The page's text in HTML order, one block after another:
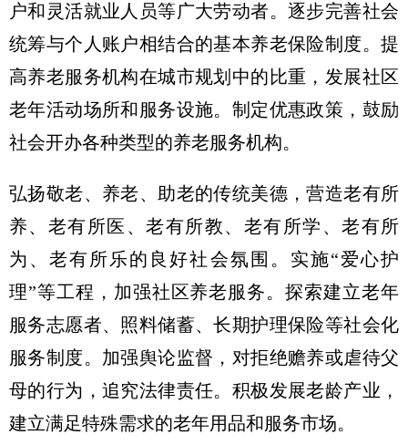
户和灵活就业人员等广大劳动者。逐步完善社会
统筹与个人账户相结合的基本养老保险制度。提
高养老服务机构在城市规划中的比重，发展社区
老年活动场所和服务设施。制定优惠政策，鼓励
社会开办各种类型的养老服务机构。
弘扬敬老、养老、助老的传统美德，营造老有所
养、老有所医、老有所教、老有所学、老有所
为、老有所乐的良好社会氛围。实施“爱心护
理”等工程，加强社区养老服务。探索建立老年
服务志愿者、照料储蓄、长期护理保险等社会化
服务制度。加强舆论监督，对拒绝赡养或虐待父
母的行为，追究法律责任。积极发展老龄产业，
建立满足特殊需求的老年用品和服务市场。